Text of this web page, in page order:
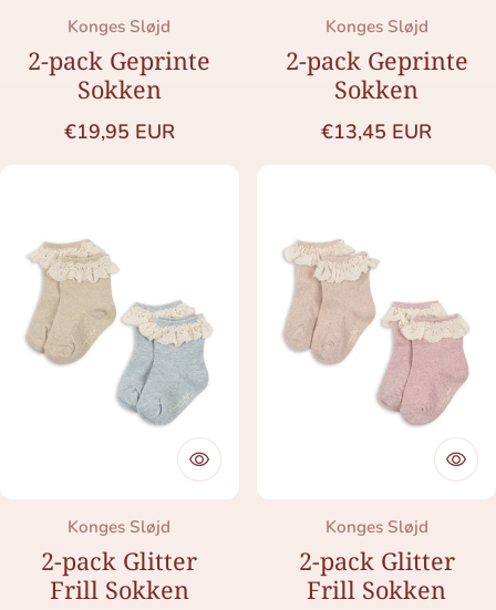
Merk:
Konges Sløjd
2-pack Geprinte
Sokken
Normale prijs
€19,95 EUR
Merk:
Konges Sløjd
2-pack Geprinte
Sokken
Normale prijs
€13,45 EUR
Merk:
Konges Sløjd
2-pack Glitter
Frill Sokken
Merk:
Konges Sløjd
2-pack Glitter
Frill Sokken